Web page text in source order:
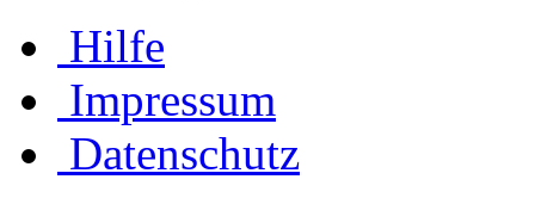
Hilfe
Impressum
Datenschutz